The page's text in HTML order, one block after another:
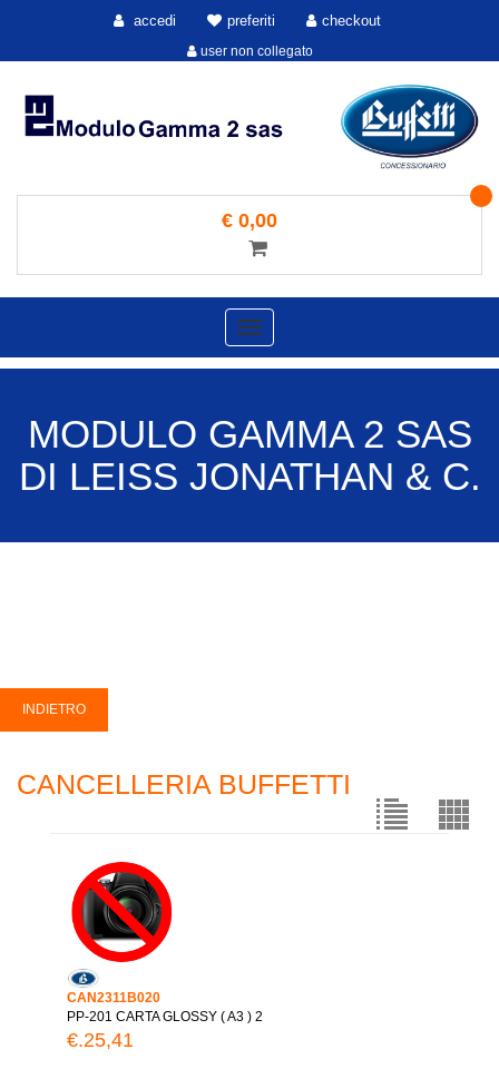
accedi preferiti checkout
user non collegato
€ 0,00
Toggle
navigation
MODULO GAMMA 2 SAS
DI LEISS JONATHAN & C.
CANCELLERIA BUFFETTI
CAN2311B020
PP-201 CARTA GLOSSY ( A3 ) 2
€.25,41